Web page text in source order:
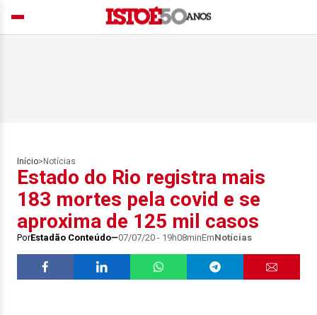
Início> Notícias
Estado do Rio registra mais
183 mortes pela covid e se
aproxima de 125 mil casos
PorEstadão Conteúdo 07/07/20 - 19h08minEmNotícias